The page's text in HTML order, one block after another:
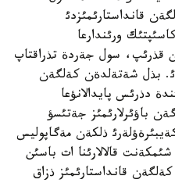
قانداستارئمئزدئ
ورئندارعا
قذرئپ، سول جةردة تذراقتاپ
بذل شةتةلدةن كةلگةن
دذرئس پايدالانؤعا
باؤئرلارئمئز جةتئسؤ
ذلكةن مةگاپوليس
شئمكةنت قالالارئنا ات باسئن
قانداستارئمئز ذزاق